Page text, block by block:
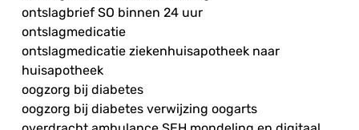
ontslagbrief SO binnen 24 uur
ontslagmedicatie
ontslagmedicatie ziekenhuisapotheek naar
huisapotheek
oogzorg bij diabetes
oogzorg bij diabetes verwijzing oogarts